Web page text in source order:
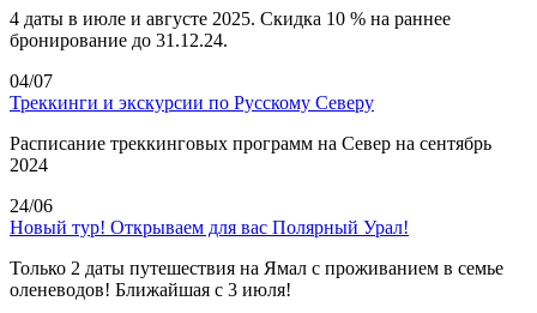
4 даты в июле и августе 2025. Скидка 10 % на раннее
бронирование до 31.12.24.
04/07
Треккинги и экскурсии по Русскому Северу
Расписание треккинговых программ на Север на сентябрь
2024
24/06
Новый тур! Открываем для вас Полярный Урал!
Только 2 даты путешествия на Ямал с проживанием в семье
оленеводов! Ближайшая с 3 июля!